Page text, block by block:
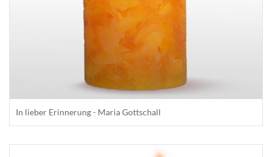
In lieber Erinnerung - Maria Gottschall